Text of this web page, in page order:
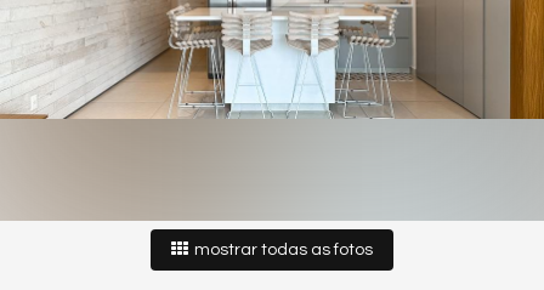
mostrar todas as fotos